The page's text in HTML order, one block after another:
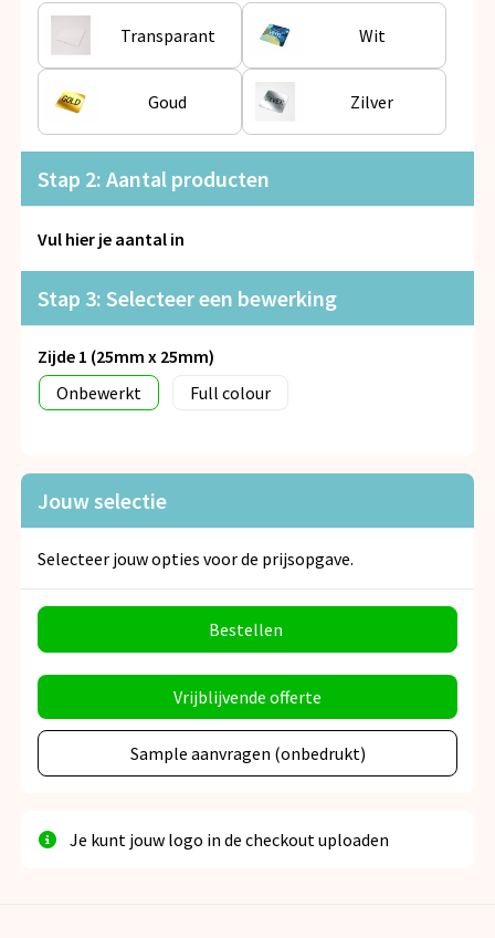
Snoepgoed
Spellen voor binnen en buiten
Veiligheid, Auto en Fiets
Vrije tijd en Strand
Anti-stress
Transparant Wit
Goud Zilver
Stap 2: Aantal producten
Vul hier je aantal in
Stap 3: Selecteer een bewerking
Zijde 1 (25mm x 25mm)
Onbewerkt
Full colour
Jouw selectie
Selecteer jouw opties voor de prijsopgave.
Bestellen
Vrijblijvende offerte
Sample aanvragen (onbedrukt)
Je kunt jouw logo in de checkout uploaden